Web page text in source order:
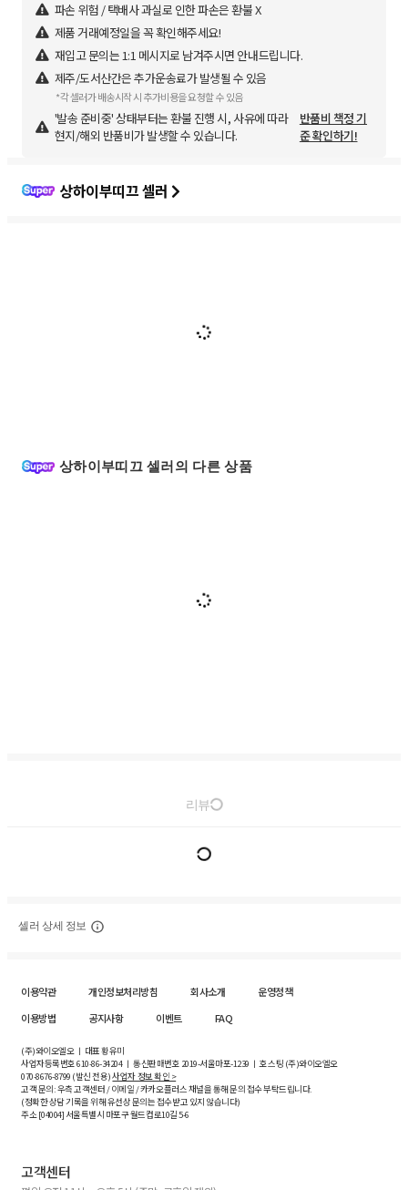
파손 위험 / 택배사 과실로 인한 파손은 환불 X
제품 거래예정일을 꼭 확인해주세요!
재입고 문의는 1:1 메시지로 남겨주시면 안내드립니다.
제주/도서산간은 추가운송료가 발생될 수 있음
*각 셀러가 배송시작 시 추가비용을 요청할 수 있음
'발송 준비중' 상태부터는 환불 진행 시, 사유에 따라
현지/해외 반품비가 발생할 수 있습니다.
반품비 책정 기
준 확인하기!
상하이부띠끄 셀러
상하이부띠끄 셀러의 다른 상품
리뷰
셀러 상세 정보
이용약관 개인정보처리방침 회사소개
운영정책
이용방법
공지사항 이벤트 FAQ
(주)와이오엘오 ㅣ 대표 황유미
사업자등록번호610-86-34204ㅣ 통신판매번호 2019-서울마포-1239 ㅣ 호스팅 (주)와이오엘오
070-8676-8799 (발신 전용)사업자 정보 확인 >
고객 문의: 우측 고객센터 / 이메일 / 카카오플러스 채널을 통해 문의 접수 부탁드립니다.
(정확한 상담 기록을 위해 유선상 문의는 접수받고 있지 않습니다)
주소 [04004] 서울특별시 마포구 월드컵로10길5-6
고객센터